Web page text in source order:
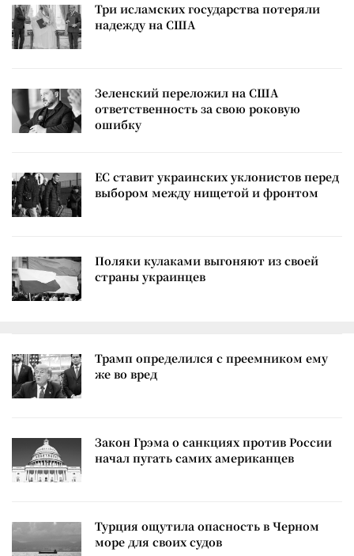
Три исламских государства потеряли
надежду на США
Зеленский переложил на США
ответственность за свою роковую
ошибку
ЕС ставит украинских уклонистов перед
выбором между нищетой и фронтом
Поляки кулаками выгоняют из своей
страны украинцев
Трамп определился с преемником ему
же во вред
Закон Грэма о санкциях против России
начал пугать самих американцев
Турция ощутила опасность в Черном
море для своих судов